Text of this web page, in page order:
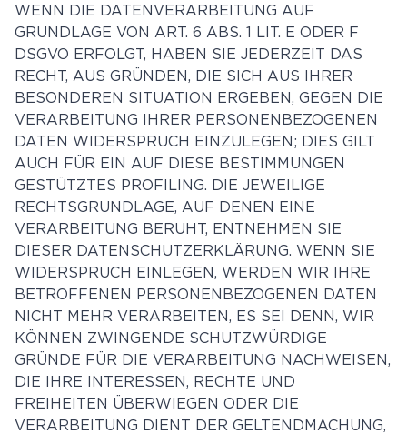
WENN DIE DATENVERARBEITUNG AUF
GRUNDLAGE VON ART. 6 ABS. 1 LIT. E ODER F
DSGVO ERFOLGT, HABEN SIE JEDERZEIT DAS
RECHT, AUS GRÜNDEN, DIE SICH AUS IHRER
BESONDEREN SITUATION ERGEBEN, GEGEN DIE
VERARBEITUNG IHRER PERSONENBEZOGENEN
DATEN WIDERSPRUCH EINZULEGEN; DIES GILT
AUCH FÜR EIN AUF DIESE BESTIMMUNGEN
GESTÜTZTES PROFILING. DIE JEWEILIGE
RECHTSGRUNDLAGE, AUF DENEN EINE
VERARBEITUNG BERUHT, ENTNEHMEN SIE
DIESER DATENSCHUTZERKLÄRUNG. WENN SIE
WIDERSPRUCH EINLEGEN, WERDEN WIR IHRE
BETROFFENEN PERSONENBEZOGENEN DATEN
NICHT MEHR VERARBEITEN, ES SEI DENN, WIR
KÖNNEN ZWINGENDE SCHUTZWÜRDIGE
GRÜNDE FÜR DIE VERARBEITUNG NACHWEISEN,
DIE IHRE INTERESSEN, RECHTE UND
FREIHEITEN ÜBERWIEGEN ODER DIE
VERARBEITUNG DIENT DER GELTENDMACHUNG,